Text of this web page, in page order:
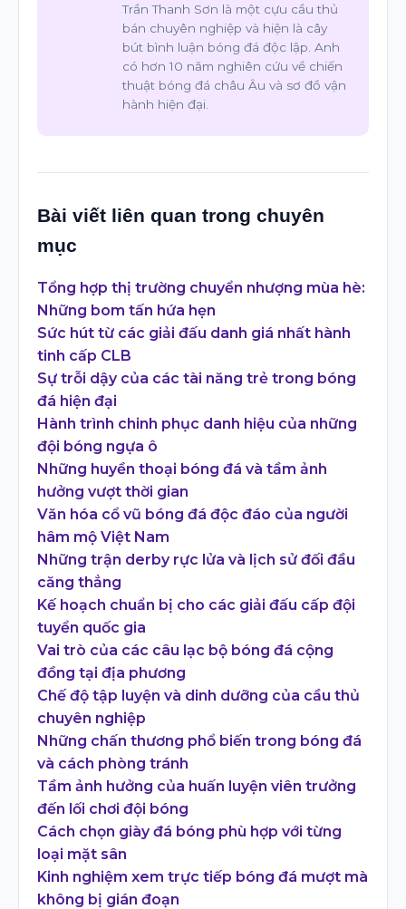
Trần Thanh Sơn là một cựu cầu thủ
bán chuyên nghiệp và hiện là cây
bút bình luận bóng đá độc lập. Anh
có hơn 10 năm nghiên cứu về chiến
thuật bóng đá châu Âu và sơ đồ vận
hành hiện đại.
Bài viết liên quan trong chuyên
mục
Tổng hợp thị trường chuyển nhượng mùa hè:
Những bom tấn hứa hẹn
Sức hút từ các giải đấu danh giá nhất hành
tinh cấp CLB
Sự trỗi dậy của các tài năng trẻ trong bóng
đá hiện đại
Hành trình chinh phục danh hiệu của những
đội bóng ngựa ô
Những huyền thoại bóng đá và tầm ảnh
hưởng vượt thời gian
Văn hóa cổ vũ bóng đá độc đáo của người
hâm mộ Việt Nam
Những trận derby rực lửa và lịch sử đối đầu
căng thẳng
Kế hoạch chuẩn bị cho các giải đấu cấp đội
tuyển quốc gia
Vai trò của các câu lạc bộ bóng đá cộng
đồng tại địa phương
Chế độ tập luyện và dinh dưỡng của cầu thủ
chuyên nghiệp
Những chấn thương phổ biến trong bóng đá
và cách phòng tránh
Tầm ảnh hưởng của huấn luyện viên trưởng
đến lối chơi đội bóng
Cách chọn giày đá bóng phù hợp với từng
loại mặt sân
Kinh nghiệm xem trực tiếp bóng đá mượt mà
không bị gián đoạn